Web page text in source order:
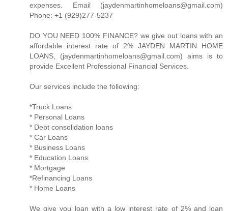
expenses. Email (jaydenmartinhomeloans@gmail.com)
Phone: +1 (929)277-5237
DO YOU NEED 100% FINANCE? we give out loans with an
affordable interest rate of 2% JAYDEN MARTIN HOME
LOANS, (jaydenmartinhomeloans@gmail.com) aims is to
provide Excellent Professional Financial Services.
Our services include the following:
*Truck Loans
* Personal Loans
* Debt consolidation loans
* Car Loans
* Business Loans
* Education Loans
* Mortgage
*Refinancing Loans
* Home Loans
We give you loan with a low interest rate of 2% and loan